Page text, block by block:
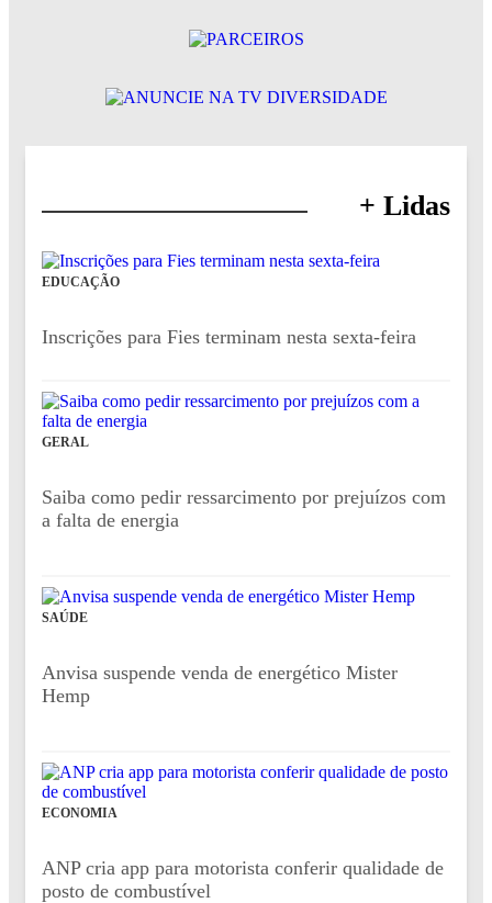
+ Lidas
EDUCAÇÃO
Inscrições para Fies terminam nesta sexta-feira
GERAL
Saiba como pedir ressarcimento por prejuízos com
a falta de energia
SAÚDE
Anvisa suspende venda de energético Mister
Hemp
ECONOMIA
ANP cria app para motorista conferir qualidade de
posto de combustível